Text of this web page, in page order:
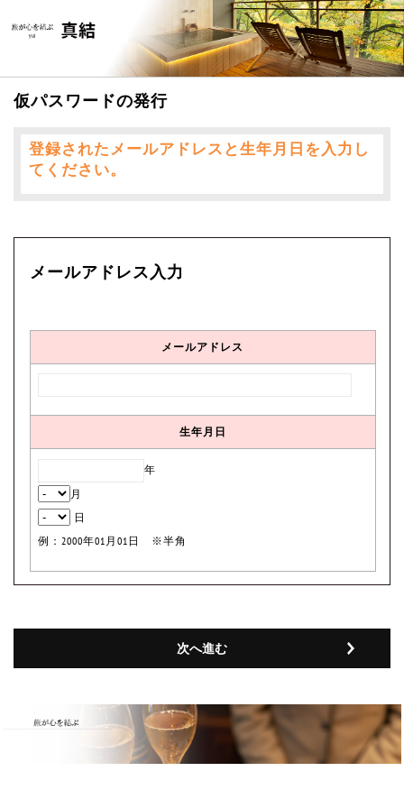
仮パスワードの発行
登録されたメールアドレスと生年月日を入力し
てください。
メールアドレス入力
メールアドレス
生年月日
年
月
日
例：2000年01月01日 ※半角